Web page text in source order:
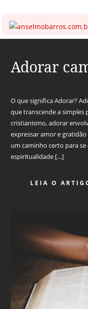
Adorar
O que significa Adorar?
que transcende a simples
cristianismo, adorar
expressar amor e
um caminho certo para
espiritualidade […]
LEIA O